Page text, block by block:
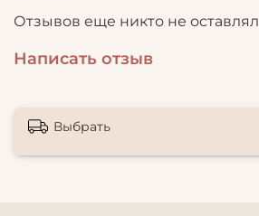
Отзывов еще никто не оставлял
Написать отзыв
Выбрать